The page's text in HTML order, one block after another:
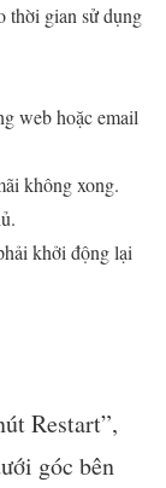
thời gian sử dụng
web hoặc email
không xong.
khởi động lại
Restart”,
góc bên